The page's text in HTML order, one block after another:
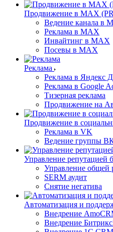
Продвижение в MAX
Ведение канала в
Реклама в MAX
Инвайтинг в MAX
Посевы в MAX
Реклама
Реклама в Яндекс
Реклама в Google
Тизерная реклама
Продвижение на
Продвижение в
Реклама в VK
Ведение группы
Управление репутацией
Управление общей
SERM аудит
Снятие негатива
Автоматизация и
Внедрение
Внедрение